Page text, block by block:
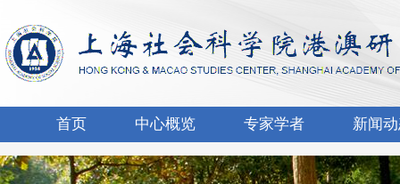
首页 中心概览 专家学者 新闻